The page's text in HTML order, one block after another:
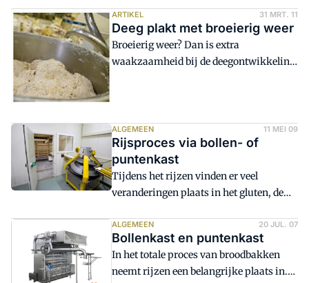
omgevingstemperatuur is net zo
belangrijk. Zeker de temperatuur en
Relatieve Vochtigheid beheersing (R.V.
beheersing) in bollen en of puntenkast is
ARTIKEL 31 MRT. 11
Deeg plakt met broeierig weer
Broeierig weer? Dan is extra
waakzaamheid bij de deegontwikkeling
ALGEMEEN 11 MEI 09
Rijsproces via bollen- of
puntenkast
Tijdens het rijzen vinden er veel
veranderingen plaats in het gluten, de
ontwikkeling van de smaakstoffen. Na
het afmeten is het deeg kort en maar
weinig rekbaar. Gaandeweg de rijstijd
neemt de rekbaarheid toe zodat het
ALGEMEEN 20 JUL. 07
Bollenkast en puntenkast
In het totale proces van broodbakken
neemt rijzen een belangrijke plaats in.